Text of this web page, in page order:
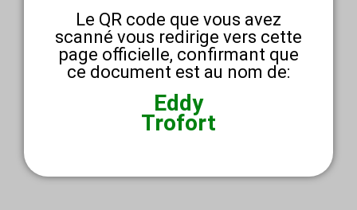
Le QR code que vous avez
scanné vous redirige vers cette
page officielle, confirmant que
ce document est au nom de:
Eddy
Trofort